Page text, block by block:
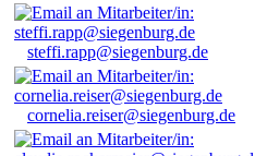
steffi.rapp@siegenburg.de
cornelia.reiser@siegenburg.de